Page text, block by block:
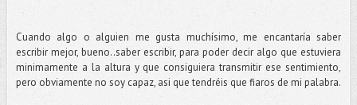
Cuando algo o alguien me gusta muchísimo, me encantaría saber
escribir mejor, bueno..saber escribir, para poder decir algo que estuviera
minimamente a la altura y que consiguiera transmitir ese sentimiento,
pero obviamente no soy capaz, asi que tendréis que fiaros de mi palabra.